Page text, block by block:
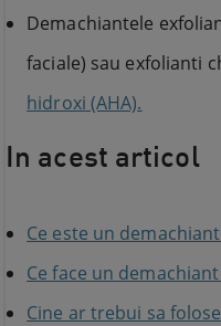
Demachiantele
faciale) sau exfolianti
hidroxi (AHA).
In acest articol
Ce este un
Ce face un
Cine ar trebui sa